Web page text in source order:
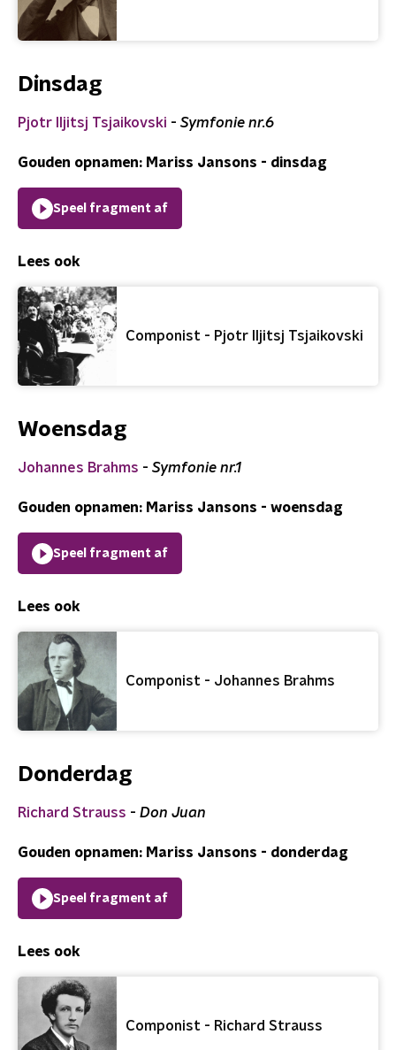
Dinsdag
Pjotr Iljitsj Tsjaikovski - Symfonie nr.6
Gouden opnamen: Mariss Jansons - dinsdag
Speel fragment af
Lees ook
Componist - Pjotr Iljitsj Tsjaikovski
Woensdag
Johannes Brahms - Symfonie nr.1
Gouden opnamen: Mariss Jansons - woensdag
Speel fragment af
Lees ook
Componist - Johannes Brahms
Donderdag
Richard Strauss - Don Juan
Gouden opnamen: Mariss Jansons - donderdag
Speel fragment af
Lees ook
Componist - Richard Strauss